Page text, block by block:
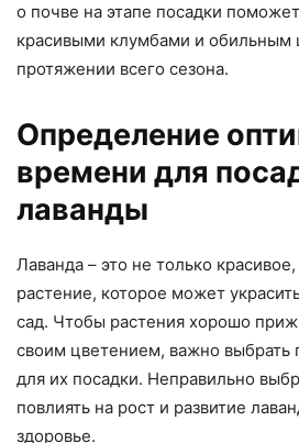
о почве на этапе посадки
красивыми клумбами и обильным
протяжении всего сезона.
Определение
времени для
лаванды
Лаванда – это не только
растение, которое может
сад. Чтобы растения хорошо
своим цветением, важно
для их посадки. Неправильно
повлиять на рост и развитие
здоровье.